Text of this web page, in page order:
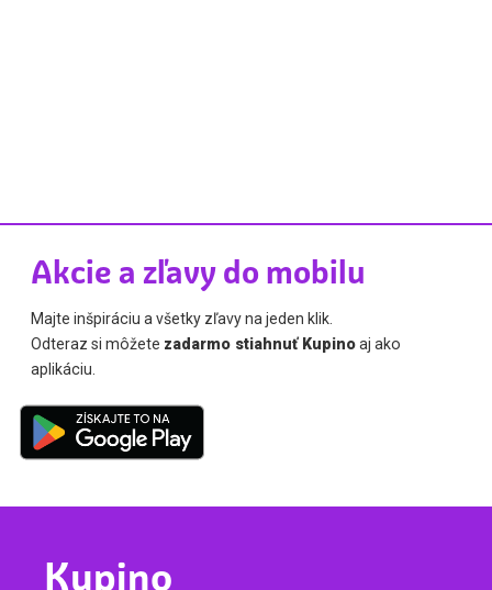
Akcie a zľavy do mobilu
Majte inšpiráciu a všetky zľavy na jeden klik.
Odteraz si môžete zadarmo stiahnuť Kupinoaj ako
aplikáciu.
Kupino